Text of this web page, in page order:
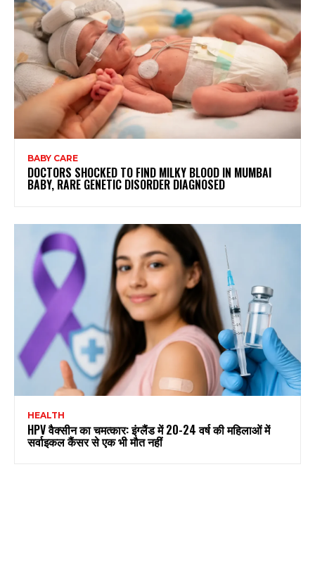
BABY CARE
DOCTORS SHOCKED TO FIND MILKY BLOOD IN MUMBAI
BABY, RARE GENETIC DISORDER DIAGNOSED
HEALTH
HPV वैक्सीन का चमत्कार: इंग्लैंड में 20-24 वर्ष की महिलाओं में
सर्वाइकल कैंसर से एक भी मौत नहीं